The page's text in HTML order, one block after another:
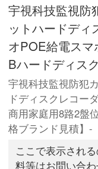
宇視科技監視防
ットハードディ
オPOE給電ス
Bハードディス
宇視科技監視防犯
ドディスクレコー
商用家庭用8路2盤
格ブランド見積】-
ここで表示され
料等はお問い合